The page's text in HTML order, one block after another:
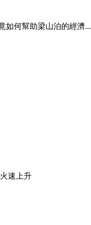
如何幫助梁山泊的經濟...
速上升